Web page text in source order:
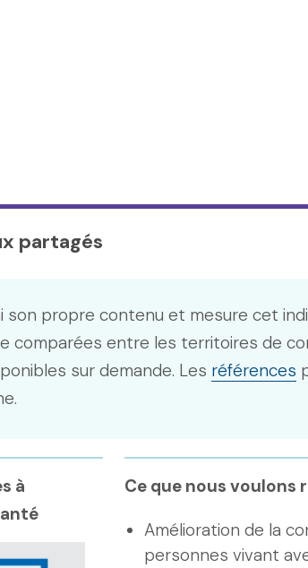
partagés
propre contenu et mesure cet
comparées entre les territoires de
sur demande. Les références
à
Ce que nous voulons
Amélioration de la
personnes vivant